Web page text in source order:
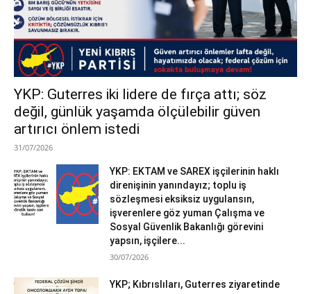
YKP: Guterres iki lidere de fırça attı; söz
değil, günlük yaşamda ölçülebilir güven
artırıcı önlem istedi
31/07/2026
YKP: EKTAM ve SAREX işçilerinin haklı
direnişinin yanındayız; toplu iş
sözleşmesi eksiksiz uygulansın,
işverenlere göz yuman Çalışma ve
Sosyal Güvenlik Bakanlığı görevini
yapsın, işçilere...
30/07/2026
YKP; Kıbrıslıları, Guterres ziyaretinde